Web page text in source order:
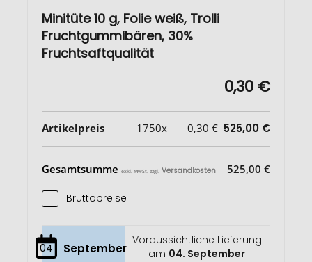
Minitüte 10 g, Folie weiß, Trolli
Fruchtgummibären, 30%
Fruchtsaftqualität
0,30 €
Artikelpreis 1750x 0,30 € 525,00 €
Gesamtsumme exkl. MwSt. zzgl. Versandkosten 525,00 €
Bruttopreise
04 September
Voraussichtliche Lieferung
am 04. September